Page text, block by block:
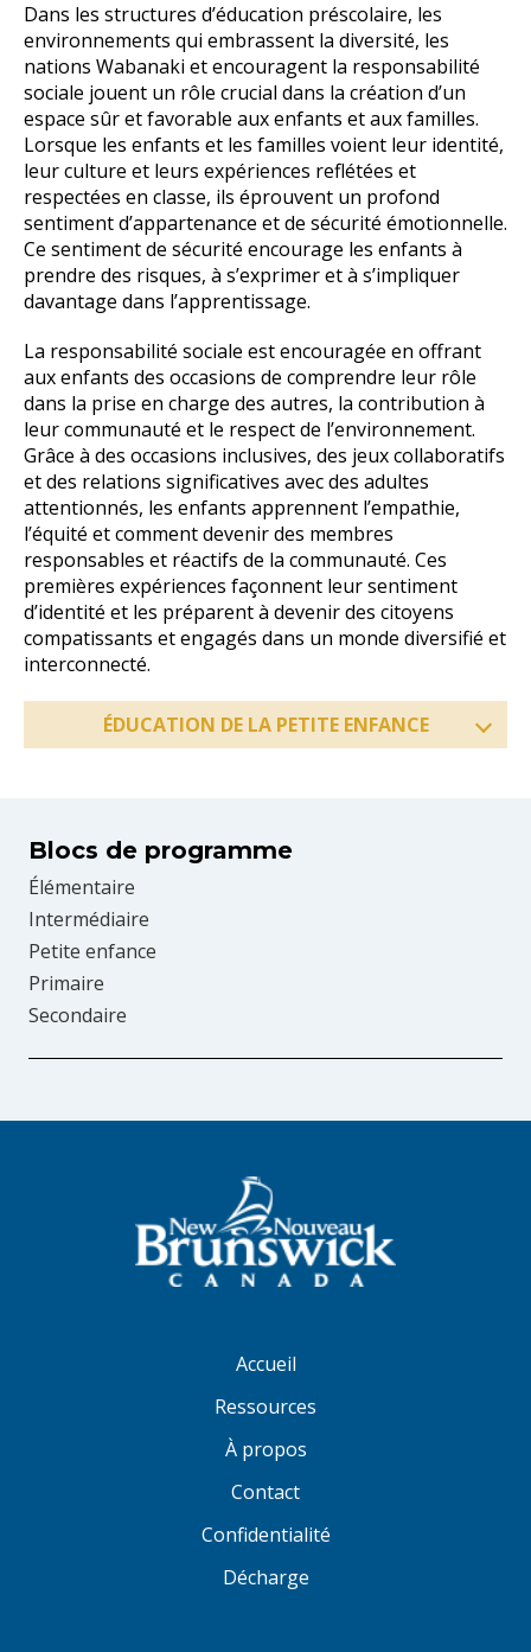
Dans les structures d’éducation préscolaire, les
environnements qui embrassent la diversité, les
nations Wabanaki et encouragent la responsabilité
sociale jouent un rôle crucial dans la création d’un
espace sûr et favorable aux enfants et aux familles.
Lorsque les enfants et les familles voient leur identité,
leur culture et leurs expériences reflétées et
respectées en classe, ils éprouvent un profond
sentiment d’appartenance et de sécurité émotionnelle.
Ce sentiment de sécurité encourage les enfants à
prendre des risques, à s’exprimer et à s’impliquer
davantage dans l’apprentissage.
La responsabilité sociale est encouragée en offrant
aux enfants des occasions de comprendre leur rôle
dans la prise en charge des autres, la contribution à
leur communauté et le respect de l’environnement.
Grâce à des occasions inclusives, des jeux collaboratifs
et des relations significatives avec des adultes
attentionnés, les enfants apprennent l’empathie,
l’équité et comment devenir des membres
responsables et réactifs de la communauté. Ces
premières expériences façonnent leur sentiment
d’identité et les préparent à devenir des citoyens
compatissants et engagés dans un monde diversifié et
interconnecté.
ÉDUCATION DE LA PETITE ENFANCE
Blocs de programme
Élémentaire
Intermédiaire
Petite enfance
Primaire
Secondaire
Accueil
Ressources
À propos
Contact
Confidentialité
Décharge